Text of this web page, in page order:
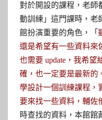
對於開設的課程，老師
動訓練」這門課時，老
館扮演重要的角色，「
還是希望有一些資料來
也需要 update，我希望
確，也一定要是最新的
學設計一個訓練課程，
要來找一些資料，輔佐
時查找的資料，本館館